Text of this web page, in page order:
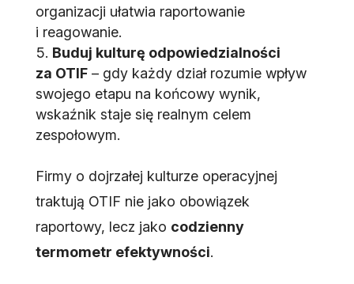
organizacji ułatwia raportowanie
i reagowanie.
Buduj kulturę odpowiedzialności
za OTIF– gdy każdy dział rozumie wpływ
swojego etapu na końcowy wynik,
wskaźnik staje się realnym celem
zespołowym.
Firmy o dojrzałej kulturze operacyjnej
traktują OTIF nie jako obowiązek
raportowy, lecz jako codzienny
termometr efektywności.